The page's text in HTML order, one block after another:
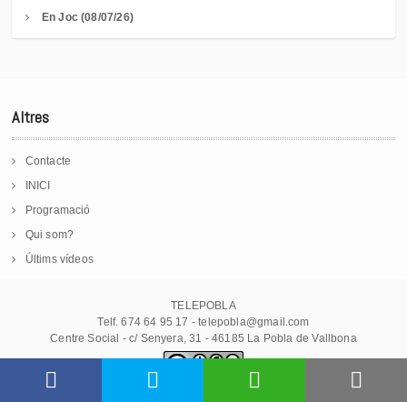
En Joc (08/07/26)
Altres
Contacte
INICI
Programació
Qui som?
Últims vídeos
TELEPOBLA
Telf. 674 64 95 17 - telepobla@gmail.com
Centre Social - c/ Senyera, 31 - 46185 La Pobla de Vallbona